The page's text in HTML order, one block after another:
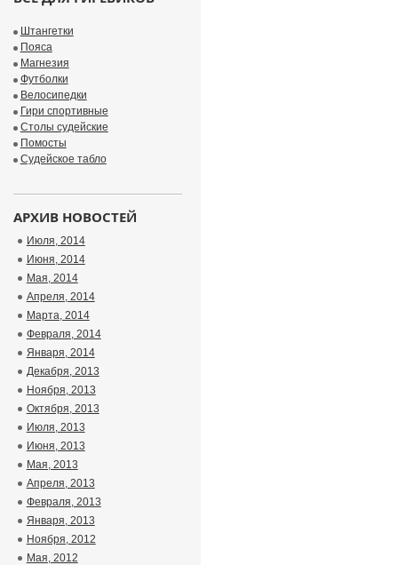
Штангетки
Пояса
Магнезия
Футболки
Велосипедки
Гири спортивные
Столы судейские
Помосты
Судейское табло
АРХИВ НОВОСТЕЙ
Июля, 2014
Июня, 2014
Мая, 2014
Апреля, 2014
Марта, 2014
Февраля, 2014
Января, 2014
Декабря, 2013
Ноября, 2013
Октября, 2013
Июля, 2013
Июня, 2013
Мая, 2013
Апреля, 2013
Февраля, 2013
Января, 2013
Ноября, 2012
Мая, 2012